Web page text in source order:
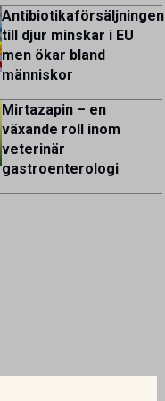
Antibiotikaförsäljningen
till djur minskar i EU
men ökar bland
människor
Mirtazapin – en
växande roll inom
veterinär
gastroenterologi